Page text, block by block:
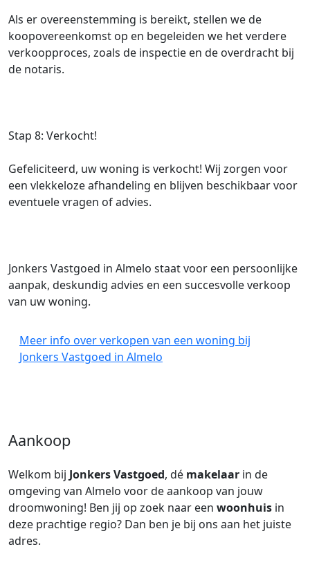
Als er overeenstemming is bereikt, stellen we de
koopovereenkomst op en begeleiden we het verdere
verkoopproces, zoals de inspectie en de overdracht bij
de notaris.
Stap 8: Verkocht!
Gefeliciteerd, uw woning is verkocht! Wij zorgen voor
een vlekkeloze afhandeling en blijven beschikbaar voor
eventuele vragen of advies.
Jonkers Vastgoed in Almelo staat voor een persoonlijke
aanpak, deskundig advies en een succesvolle verkoop
van uw woning.
Meer info over verkopen van een woning bij
Jonkers Vastgoed in Almelo
Aankoop
Welkom bij Jonkers Vastgoed, dé makelaar in de
omgeving van Almelo voor de aankoop van jouw
droomwoning! Ben jij op zoek naar een woonhuis in
deze prachtige regio? Dan ben je bij ons aan het juiste
adres.